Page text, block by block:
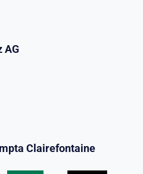
AG
Clairefontaine